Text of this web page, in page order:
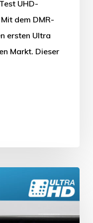
UHD-
dem DMR-
ersten Ultra
Markt. Dieser